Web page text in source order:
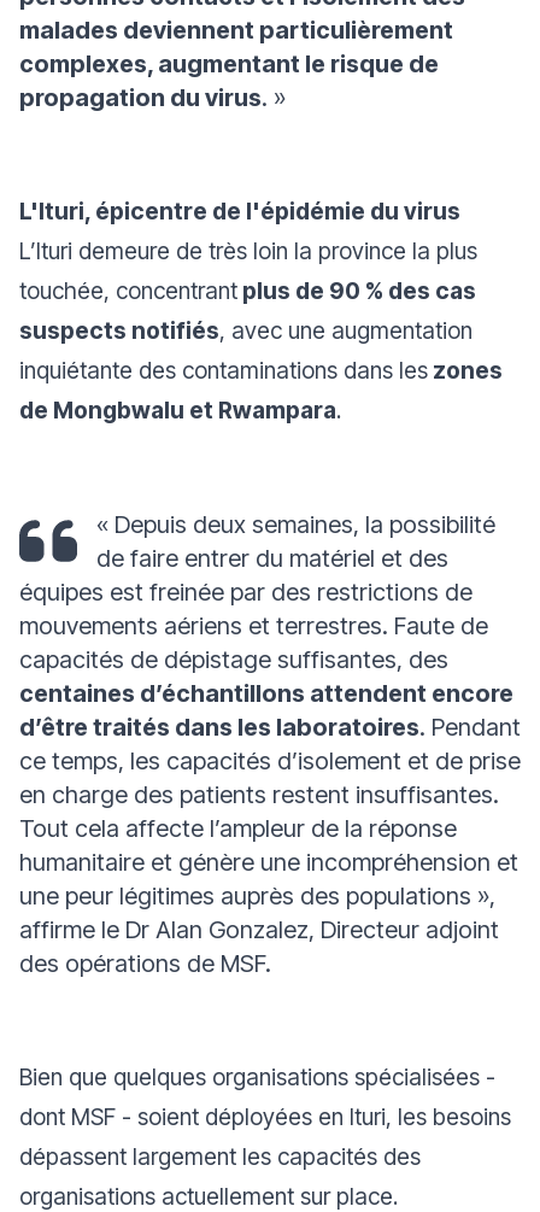
malades deviennent particulièrement
complexes, augmentant le risque de
propagation du virus. »
L'Ituri, épicentre de l'épidémie du virus
L’Ituri demeure de très loin la province la plus
touchée, concentrant plus de 90 % des cas
suspects notifiés, avec une augmentation
inquiétante des contaminations dans les zones
de Mongbwalu et Rwampara.
« Depuis deux semaines, la possibilité
de faire entrer du matériel et des
équipes est freinée par des restrictions de
mouvements aériens et terrestres. Faute de
capacités de dépistage suffisantes, des
centaines d’échantillons attendent encore
d’être traités dans les laboratoires. Pendant
ce temps, les capacités d’isolement et de prise
en charge des patients restent insuffisantes.
Tout cela affecte l’ampleur de la réponse
humanitaire et génère une incompréhension et
une peur légitimes auprès des populations »,
affirme le Dr Alan Gonzalez, Directeur adjoint
des opérations de MSF.
Bien que quelques organisations spécialisées -
dont MSF - soient déployées en Ituri, les besoins
dépassent largement les capacités des
organisations actuellement sur place.